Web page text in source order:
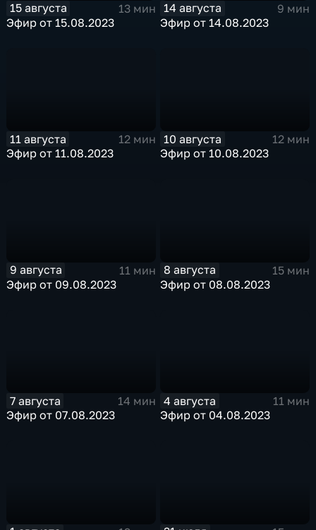
15 августа
13 мин
Эфир от 15.08.2023
14 августа
9 мин
Эфир от 14.08.2023
11 августа
12 мин
Эфир от 11.08.2023
10 августа
12 мин
Эфир от 10.08.2023
9 августа
11 мин
Эфир от 09.08.2023
8 августа
15 мин
Эфир от 08.08.2023
7 августа
14 мин
Эфир от 07.08.2023
4 августа
11 мин
Эфир от 04.08.2023